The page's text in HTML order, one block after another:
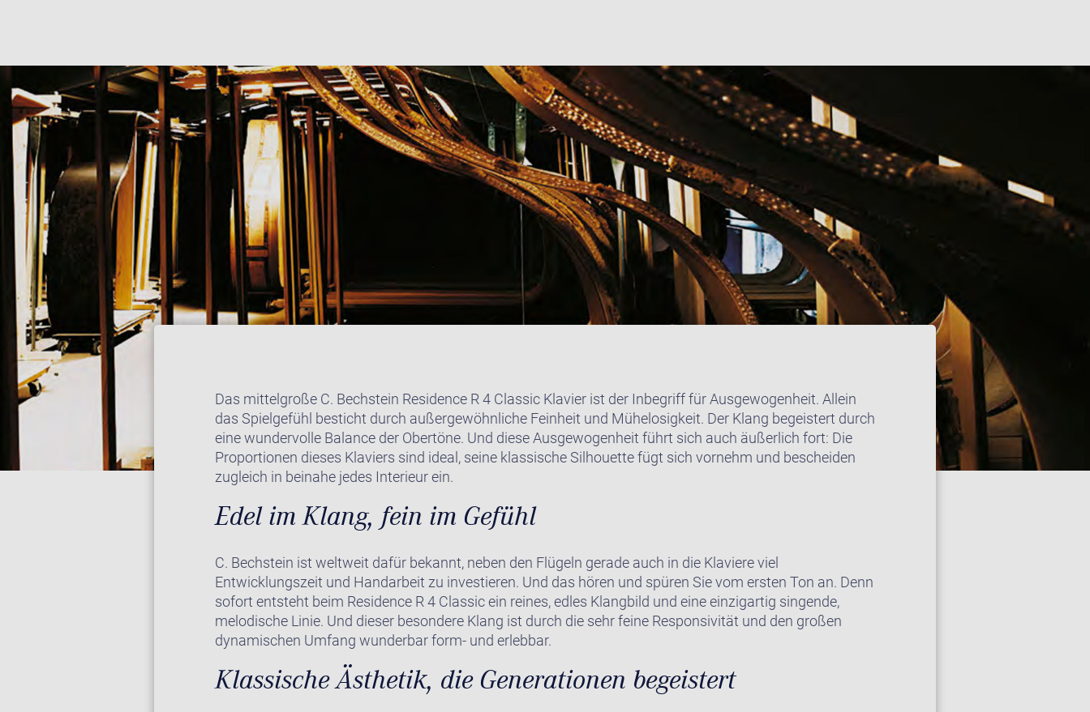
Das mittelgroße C. Bechstein Residence R 4 Classic Klavier ist der Inbegriff für Ausgewogenheit. Allein
das Spielgefühl besticht durch außergewöhnliche Feinheit und Mühelosigkeit. Der Klang begeistert durch
eine wundervolle Balance der Obertöne. Und diese Ausgewogenheit führt sich auch äußerlich fort: Die
Proportionen dieses Klaviers sind ideal, seine klassische Silhouette fügt sich vornehm und bescheiden
zugleich in beinahe jedes Interieur ein.
Edel im Klang, fein im Gefühl
C. Bechstein ist weltweit dafür bekannt, neben den Flügeln gerade auch in die Klaviere viel
Entwicklungszeit und Handarbeit zu investieren. Und das hören und spüren Sie vom ersten Ton an. Denn
sofort entsteht beim Residence R 4 Classic ein reines, edles Klangbild und eine einzigartig singende,
melodische Linie. Und dieser besondere Klang ist durch die sehr feine Responsivität und den großen
dynamischen Umfang wunderbar form- und erlebbar.
Klassische Ästhetik, die Generationen begeistert